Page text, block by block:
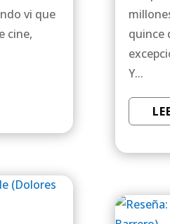
vi que
cine,
quince
Y...